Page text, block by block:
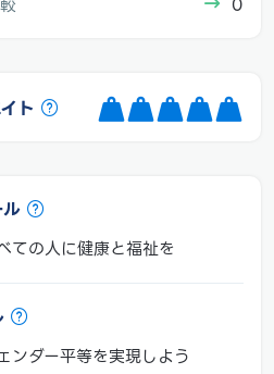
0
ト
ての人に健康と福祉を
ンダー平等を実現しよう